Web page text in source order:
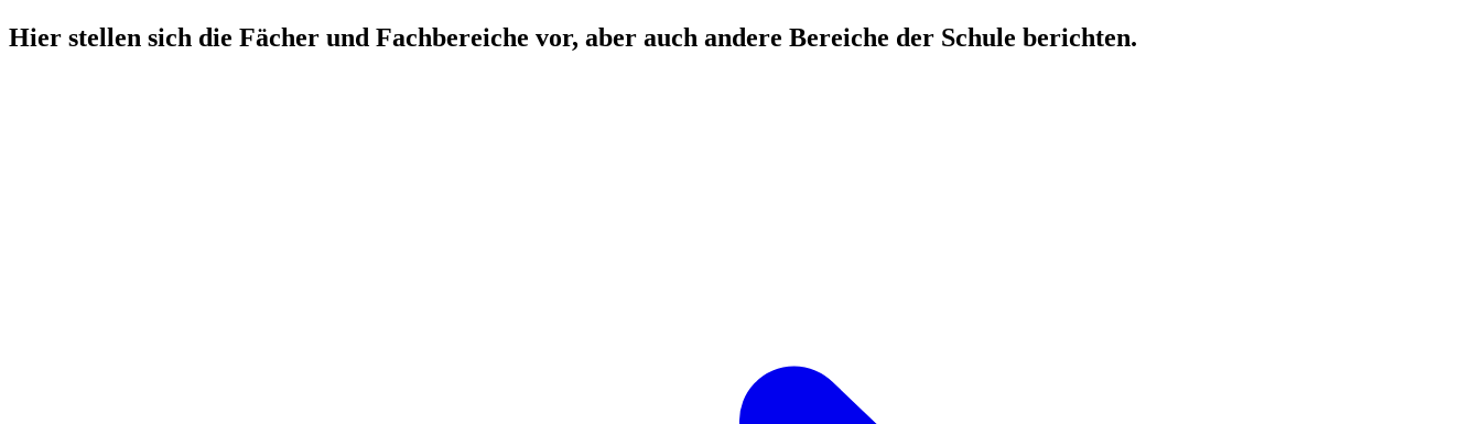
Hier stellen sich die Fächer und Fachbereiche vor, aber auch andere Bereiche der Schule berichten.